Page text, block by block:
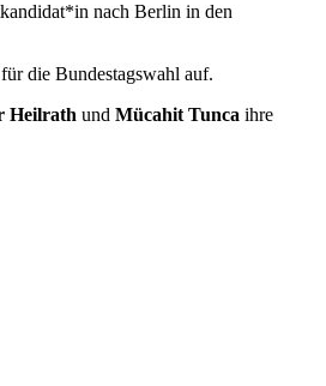
nach Berlin in den
die Bundestagswahl auf.
Heilrath und Mücahit Tunca ihre